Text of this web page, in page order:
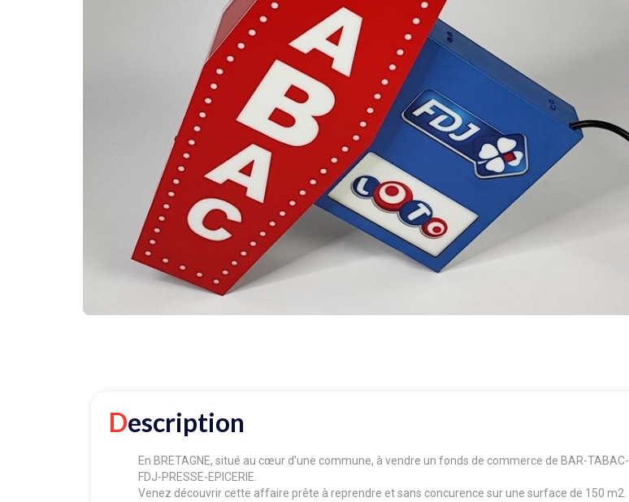
Description
En BRETAGNE, situé au cœur d’une commune, à vendre un fonds de commerce de BAR-TABAC-
FDJ-PRESSE-EPICERIE.
Venez découvrir cette affaire prête à reprendre et sans concurence sur une surface de 150 m2.